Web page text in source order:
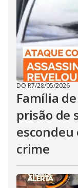
DO R7/28/05/2026
Família
prisão de
crime